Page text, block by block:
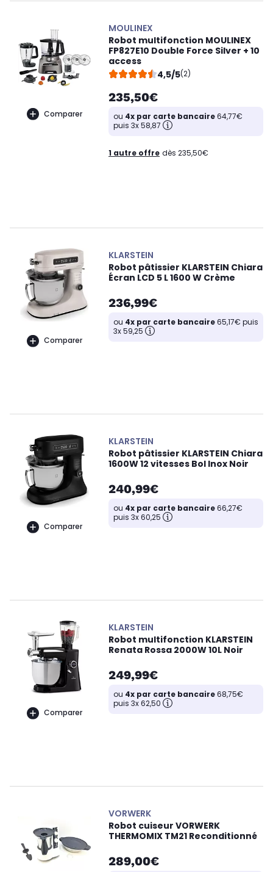
Comparer
MOULINEX
Robot multifonction MOULINEX
FP827E10 Double Force Silver + 10
access
4,5/5(2)
235,50€
ou 4x par carte bancaire64,77€
puis 3x 58,87
1 autre offre dès 235,50€
Comparer
KLARSTEIN
Robot pâtissier KLARSTEIN Chiara
Écran LCD 5 L 1600 W Crème
236,99€
ou 4x par carte bancaire65,17€ puis
3x 59,25
Comparer
KLARSTEIN
Robot pâtissier KLARSTEIN Chiara
1600W 12 vitesses Bol Inox Noir
240,99€
ou 4x par carte bancaire66,27€
puis 3x 60,25
Comparer
KLARSTEIN
Robot multifonction KLARSTEIN
Renata Rossa 2000W 10L Noir
249,99€
ou 4x par carte bancaire68,75€
puis 3x 62,50
VORWERK
Robot cuiseur VORWERK
THERMOMIX TM21 Reconditionné
289,00€